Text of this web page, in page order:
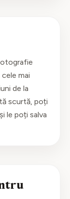
mai
de la
scurtă, poți
le poți salva